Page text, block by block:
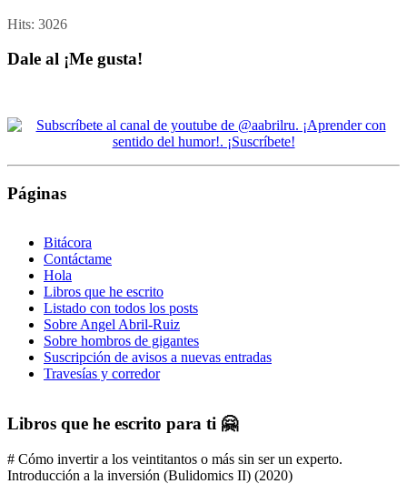
Hits: 3026
Dale al ¡Me gusta!
Páginas
Bitácora
Contáctame
Hola
Libros que he escrito
Listado con todos los posts
Sobre Angel Abril-Ruiz
Sobre hombros de gigantes
Suscripción de avisos a nuevas entradas
Travesías y corredor
Libros que he escrito para ti 🤗
# Cómo invertir a los veintitantos o más sin ser un experto.
Introducción a la inversión (Bulidomics II) (2020)